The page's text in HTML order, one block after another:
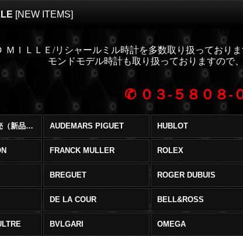
[NEW ITEMS]
ＭＩＬＬＥ/リシャールミル時計を多数取り扱っており
モンドモデル時計も取り扱っておりますので
✆ ０３-５８０８-
ブランド時計販売（新品・中古） (全商品) AUDEMARS PIGUET HUBLOT
FRANCK MULLER ROLEX
BREGUET ROGER DUBUIS
DE LA COUR BELL&ROSS
BVLGARI OMEGA